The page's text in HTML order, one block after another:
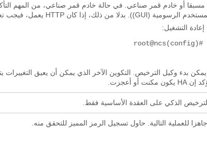
إعادة التشغيل:
للعملية التالية. حاول تسجيل الرمز المميز للتحقق منه.